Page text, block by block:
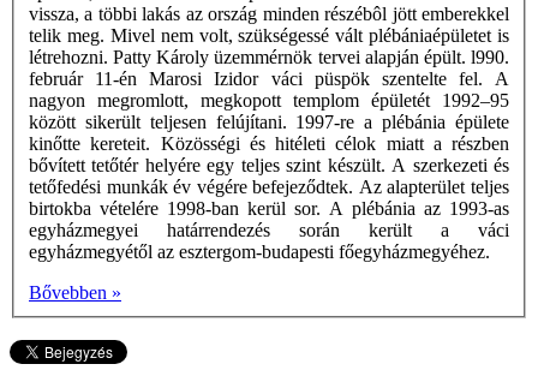
vissza, a többi lakás az ország minden részébôl jött emberekkel
telik meg. Mivel nem volt, szükségessé vált plébániaépületet is
létrehozni. Patty Károly üzemmérnök tervei alapján épült. l990.
február 11-én Marosi Izidor váci püspök szentelte fel. A
nagyon megromlott, megkopott templom épületét 1992–95
között sikerült teljesen felújítani. 1997-re a plébánia épülete
kinőtte kereteit. Közösségi és hitéleti célok miatt a részben
bővített tetőtér helyére egy teljes szint készült. A szerkezeti és
tetőfedési munkák év végére befejeződtek. Az alapterület teljes
birtokba vételére 1998-ban kerül sor. A plébánia az 1993-as
egyházmegyei határrendezés során került a váci
egyházmegyétől az esztergom-budapesti főegyházmegyéhez.
Bővebben »